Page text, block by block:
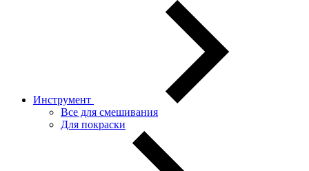
Инструмент
Все для смешивания
Для покраски